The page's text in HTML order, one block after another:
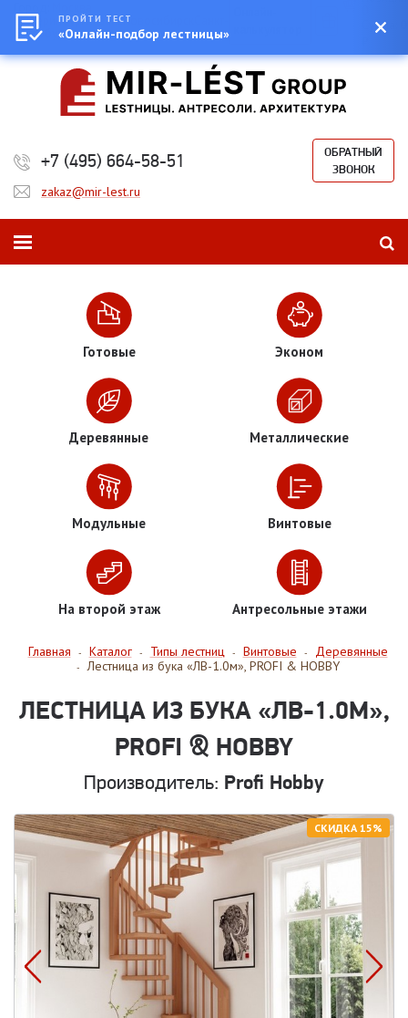
ЕкатеринбургКазаньНовосибирск
Петербург
Сумма:
+7 (495) 664-58-51
ОБРАТНЫЙ
ЗВОНОК
zakaz@mir-lest.ru
Готовые Эконом
Деревянные Металлические
Модульные Винтовые
На второй этаж Антресольные этажи
Главная - Каталог - Типы лестниц - Винтовые - Деревянные
- Лестница из бука «ЛВ-1.0м», PROFI & HOBBY
ЛЕСТНИЦА ИЗ БУКА «ЛВ-1.0М»,
PROFI & HOBBY
Производитель: Profi Hobby
СКИДКА 15%
ПРОЙТИ ТЕСТ
«Онлайн-подбор лестницы»